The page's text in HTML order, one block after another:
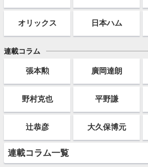
オリックス 日本ハム
連載コラム
張本勲 廣岡達朗
野村克也 平野謙
辻恭彦 大久保博元
連載コラム一覧